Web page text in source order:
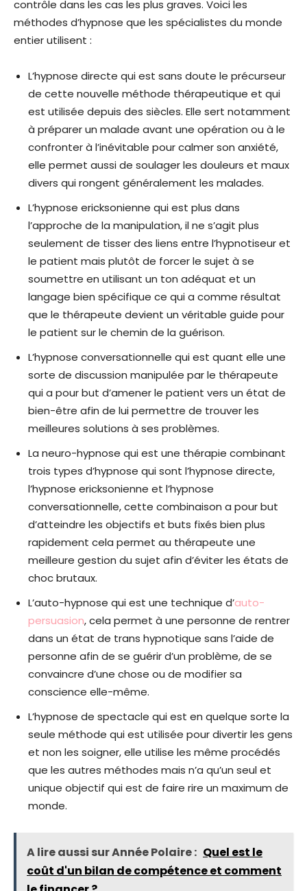
contrôle dans les cas les plus graves. Voici les
méthodes d’hypnose que les spécialistes du monde
entier utilisent :
L’hypnose directe qui est sans doute le précurseur
de cette nouvelle méthode thérapeutique et qui
est utilisée depuis des siècles. Elle sert notamment
à préparer un malade avant une opération ou à le
confronter à l’inévitable pour calmer son anxiété,
elle permet aussi de soulager les douleurs et maux
divers qui rongent généralement les malades.
L’hypnose ericksonienne qui est plus dans
l’approche de la manipulation, il ne s’agit plus
seulement de tisser des liens entre l’hypnotiseur et
le patient mais plutôt de forcer le sujet à se
soumettre en utilisant un ton adéquat et un
langage bien spécifique ce qui a comme résultat
que le thérapeute devient un véritable guide pour
le patient sur le chemin de la guérison.
L’hypnose conversationnelle qui est quant elle une
sorte de discussion manipulée par le thérapeute
qui a pour but d’amener le patient vers un état de
bien-être afin de lui permettre de trouver les
meilleures solutions à ses problèmes.
La neuro-hypnose qui est une thérapie combinant
trois types d’hypnose qui sont l’hypnose directe,
l’hypnose ericksonienne et l’hypnose
conversationnelle, cette combinaison a pour but
d’atteindre les objectifs et buts fixés bien plus
rapidement cela permet au thérapeute une
meilleure gestion du sujet afin d’éviter les états de
choc brutaux.
L’auto-hypnose qui est une technique d’auto-
persuasion, cela permet à une personne de rentrer
dans un état de trans hypnotique sans l’aide de
personne afin de se guérir d’un problème, de se
convaincre d’une chose ou de modifier sa
conscience elle-même.
L’hypnose de spectacle qui est en quelque sorte la
seule méthode qui est utilisée pour divertir les gens
et non les soigner, elle utilise les même procédés
que les autres méthodes mais n’a qu’un seul et
unique objectif qui est de faire rire un maximum de
monde.
A lire aussi sur Année Polaire : Quel est le
coût d'un bilan de compétence et comment